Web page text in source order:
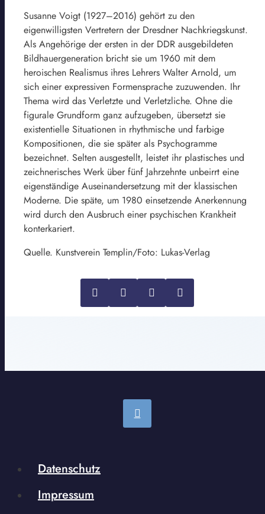
Susanne Voigt (1927–2016) gehört zu den
eigenwilligsten Vertretern der Dresdner Nachkriegskunst.
Als Angehörige der ersten in der DDR ausgebildeten
Bildhauergeneration bricht sie um 1960 mit dem
heroischen Realismus ihres Lehrers Walter Arnold, um
sich einer expressiven Formensprache zuzuwenden. Ihr
Thema wird das Verletzte und Verletzliche. Ohne die
figurale Grundform ganz aufzugeben, übersetzt sie
existentielle Situationen in rhythmische und farbige
Kompositionen, die sie später als Psychogramme
bezeichnet. Selten ausgestellt, leistet ihr plastisches und
zeichnerisches Werk über fünf Jahrzehnte unbeirrt eine
eigenständige Auseinandersetzung mit der klassischen
Moderne. Die späte, um 1980 einsetzende Anerkennung
wird durch den Ausbruch einer psychischen Krankheit
konterkariert.
Quelle. Kunstverein Templin/Foto: Lukas-Verlag
Datenschutz
Impressum